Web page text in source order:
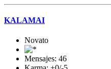
KALAMAI
Novato
Mensajes: 46